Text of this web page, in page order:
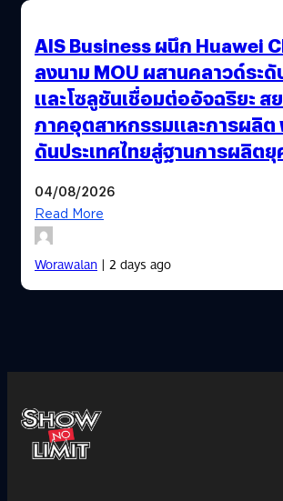
AIS Business ผนึก Huawei
ลงนาม MOU ผสานคลาวด์ระดั
และโซลูชันเชื่อมต่ออัจฉริยะ ส
ภาคอุตสาหกรรมและการผลิต
ดันประเทศไทยสู่ฐานการผลิตยุ
04/08/2026
Read More
Worawalan| 2 days ago